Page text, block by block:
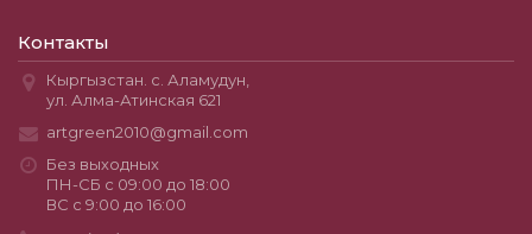
Контакты
Кыргызстан. с. Аламудун,
ул. Алма-Атинская 621
artgreen2010@gmail.com
Без выходных
ПН-СБ с 09:00 до 18:00
ВС с 9:00 до 16:00